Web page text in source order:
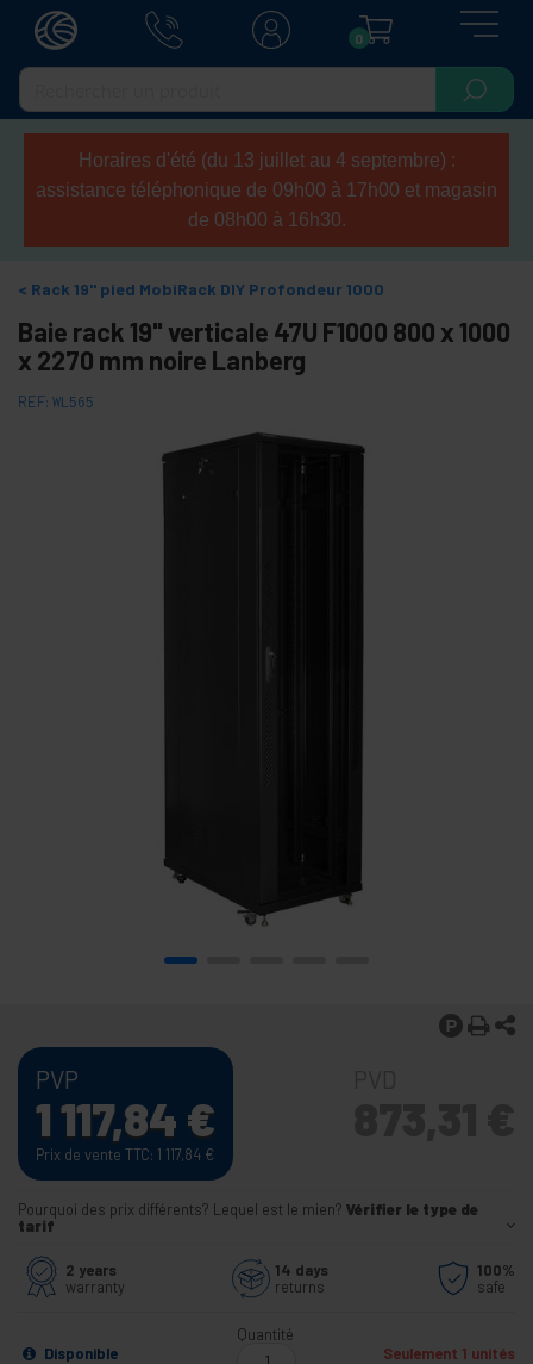
0
Horaires d'été (du 13 juillet au 4 septembre) :
assistance téléphonique de 09h00 à 17h00 et magasin
de 08h00 à 16h30.
Rack 19" pied MobiRack DIY Profondeur 1000
Baie rack 19" verticale 47U F1000 800 x 1000
x 2270 mm noire Lanberg
REF: WL565
PVP
1 117,84 €
Prix de vente TTC: 1 117,84 €
Pourquoi des prix différents? Lequel est le mien? Vérifier le type de
tarif
2 years
warranty
14 days
returns
100%
safe
Disponible
Quantité
Seulement 1 unités